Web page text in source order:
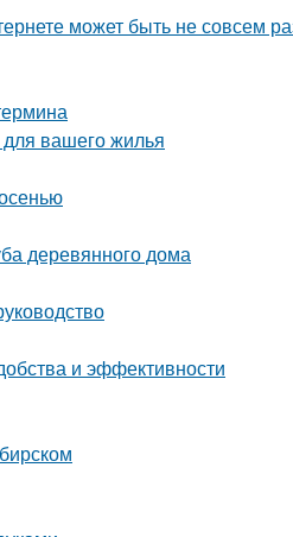
может быть не совсем
вашего жилья
деревянного дома
и эффективности